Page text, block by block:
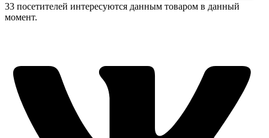
33 посетителей интересуются данным товаром в данный
момент.